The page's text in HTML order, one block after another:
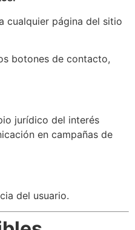
cualquier página del sitio
botones de contacto,
jurídico del interés
en campañas de
del usuario.